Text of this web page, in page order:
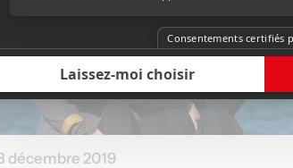
décembre 2019